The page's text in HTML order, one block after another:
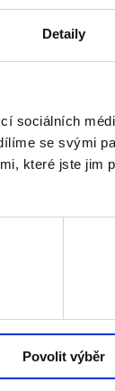
Detaily
sociálních
se svými
které jste jim
Povolit výběr
více akcionářů -